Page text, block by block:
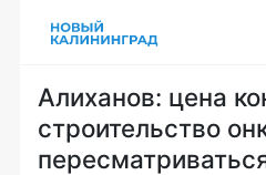
Алиханов: цена
строительство